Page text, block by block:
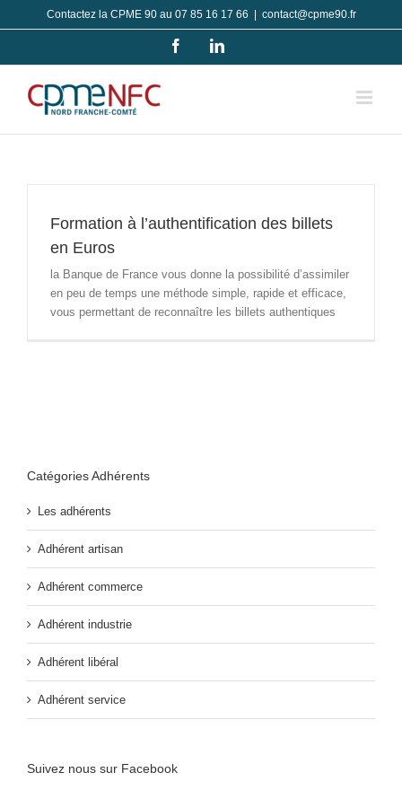
au
Contactez la CPME 90 au 07 85 16 17 66 contact@cpme90.fr
FacebookLinkedIn
Formation à l’authentification des billets
en Euros
la Banque de France vous donne la possibilité d’assimiler
en peu de temps une méthode simple, rapide et efficace,
vous permettant de reconnaître les billets authentiques
Catégories Adhérents
Les adhérents
Adhérent artisan
Adhérent commerce
Adhérent industrie
Adhérent libéral
Adhérent service
Suivez nous sur Facebook